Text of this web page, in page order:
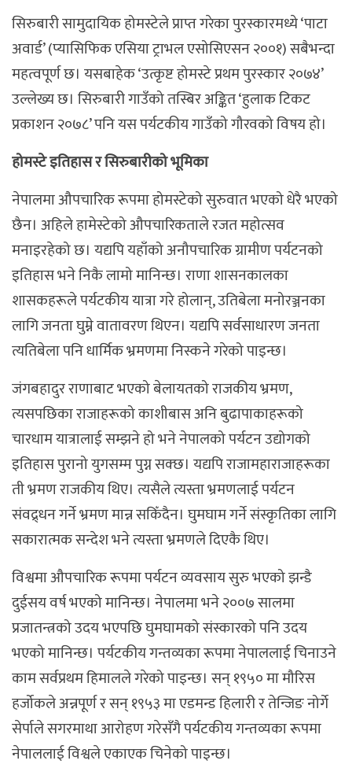
सिरुबारी सामुदायिक होमस्टेले प्राप्त गरेका पुरस्कारमध्ये ‘पाटा
अवार्ड’ (प्यासिफिक एसिया ट्राभल एसोसिएसन २००१) सबैभन्दा
महत्वपूर्ण छ। यसबाहेक ‘उत्कृष्ट होमस्टे प्रथम पुरस्कार २०७४’
उल्लेख्य छ। सिरुबारी गाउँको तस्बिर अङ्कित ‘हुलाक टिकट
प्रकाशन २०७८’ पनि यस पर्यटकीय गाउँको गौरवको विषय हो।
होमस्टे इतिहास र सिरुबारीको भूमिका
नेपालमा औपचारिक रूपमा होमस्टेको सुरुवात भएको धेरै भएको
छैन। अहिले हामेस्टेको औपचारिकताले रजत महोत्सव
मनाइरहेको छ। यद्यपि यहाँको अनौपचारिक ग्रामीण पर्यटनको
इतिहास भने निकै लामो मानिन्छ। राणा शासनकालका
शासकहरूले पर्यटकीय यात्रा गरे होलान्, उतिबेला मनोरञ्जनका
लागि जनता घुम्ने वातावरण थिएन। यद्यपि सर्वसाधारण जनता
त्यतिबेला पनि धार्मिक भ्रमणमा निस्कने गरेको पाइन्छ।
जंगबहादुर राणाबाट भएको बेलायतको राजकीय भ्रमण,
त्यसपछिका राजाहरूको काशीबास अनि बुढापाकाहरूको
चारधाम यात्रालाई सम्झने हो भने नेपालको पर्यटन उद्योगको
इतिहास पुरानो युगसम्म पुग्न सक्छ। यद्यपि राजामहाराजाहरूका
ती भ्रमण राजकीय थिए। त्यसैले त्यस्ता भ्रमणलाई पर्यटन
संवद्र्धन गर्ने भ्रमण मान्न सकिँदैन। घुमघाम गर्ने संस्कृतिका लागि
सकारात्मक सन्देश भने त्यस्ता भ्रमणले दिएकै थिए।
विश्वमा औपचारिक रूपमा पर्यटन व्यवसाय सुरु भएको झन्डै
दुईसय वर्ष भएको मानिन्छ। नेपालमा भने २००७ सालमा
प्रजातन्त्रको उदय भएपछि घुमघामको संस्कारको पनि उदय
भएको मानिन्छ। पर्यटकीय गन्तव्यका रूपमा नेपाललाई चिनाउने
काम सर्वप्रथम हिमालले गरेको पाइन्छ। सन् १९५० मा मौरिस
हर्जोकले अन्नपूर्ण र सन् १९५३ मा एडमन्ड हिलारी र तेन्जिङ नोर्गे
सेर्पाले सगरमाथा आरोहण गरेसँगै पर्यटकीय गन्तव्यका रूपमा
नेपाललाई विश्वले एकाएक चिनेको पाइन्छ।